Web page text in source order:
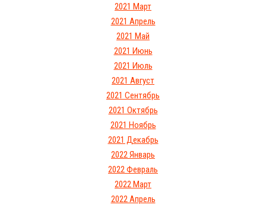
2021 Март
2021 Апрель
2021 Май
2021 Июнь
2021 Июль
2021 Август
2021 Сентябрь
2021 Октябрь
2021 Ноябрь
2021 Декабрь
2022 Январь
2022 Февраль
2022 Март
2022 Апрель